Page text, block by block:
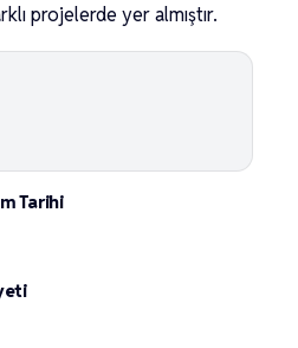
projelerde yer almıştır.
Tarihi